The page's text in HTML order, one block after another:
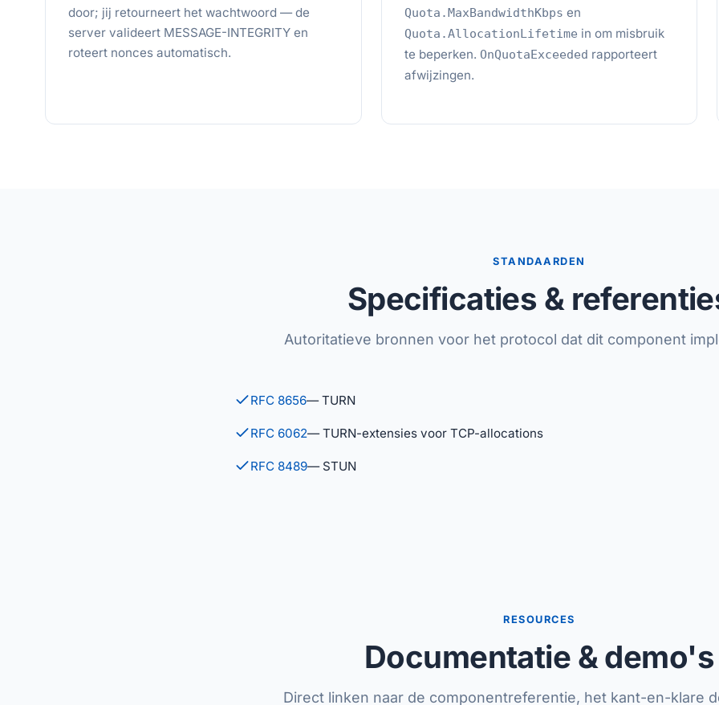
door; jij retourneert het wachtwoord — de
server valideert MESSAGE-INTEGRITY en
roteert nonces automatisch.
Quota.MaxBandwidthKbps en
Quota.AllocationLifetime in om misbruik
te beperken. OnQuotaExceeded rapporteert
afwijzingen.
STANDAARDEN
Specificaties &
Autoritatieve bronnen voor het protocol dat dit component
RFC 8656— TURN
RFC 6062— TURN-extensies voor TCP-allocations
RFC 8489— STUN
RESOURCES
Documentatie & demo's
Direct linken naar de componentreferentie, het kant-en-klare